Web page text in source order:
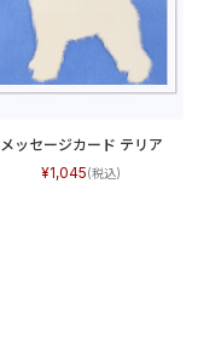
メッセージカード テリア
1,045